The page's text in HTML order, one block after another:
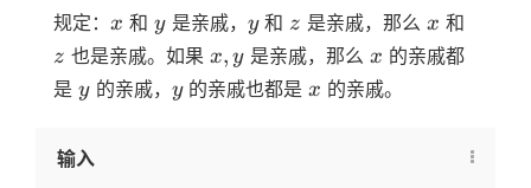
规定： x
x 和 y
y是亲戚， y
y和 z
z 是亲戚，那么x
x 和
z 也是亲戚。如果 x,y
x, y是亲戚，那么 x
x 的亲戚都
是 y
y的亲戚， y
y的亲戚也都是x
x 的亲戚。
输入